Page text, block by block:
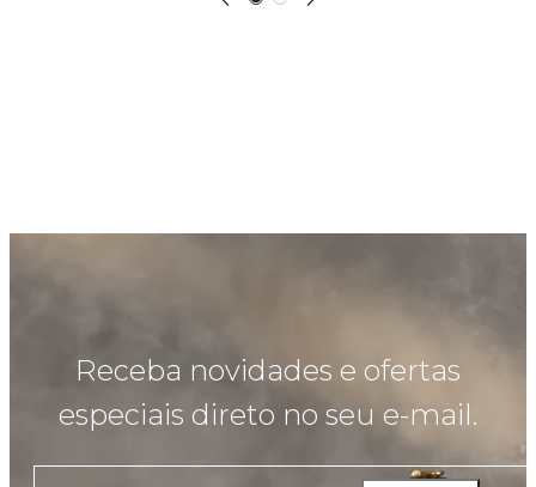
Receba novidades e ofertas
especiais direto no seu e-mail.